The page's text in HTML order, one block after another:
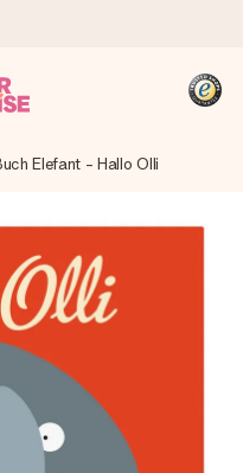
vor und schicken es
Bewertungen)
bewerten uns mit
aller Länder, in
Elefant - Hallo Olli